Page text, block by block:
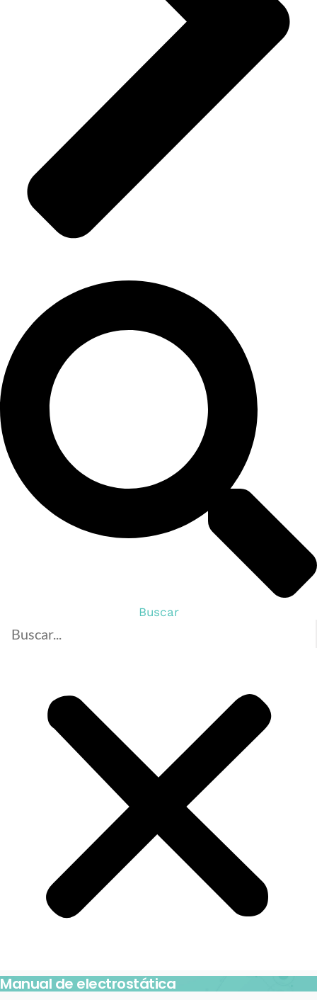
Buscar
Manual de electrostática